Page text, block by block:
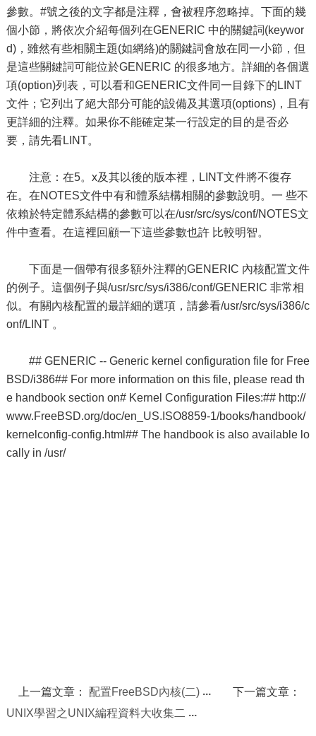
參數。#號之後的文字都是注釋，會被程序忽略掉。下面的幾
個小節，將依次介紹每個列在GENERIC 中的關鍵詞(keywor
d)，雖然有些相關主題(如網絡)的關鍵詞會放在同一小節，但
是這些關鍵詞可能位於GENERIC 的很多地方。詳細的各個選
項(option)列表，可以看和GENERIC文件同一目錄下的LINT
文件；它列出了絕大部分可能的設備及其選項(options)，且有
更詳細的注釋。如果你不能確定某一行設定的目的是否必
要，請先看LINT。
注意：在5。x及其以後的版本裡，LINT文件將不復存
在。在NOTES文件中有和體系結構相關的參數說明。一 些不
依賴於特定體系結構的參數可以在/usr/src/sys/conf/NOTES文
件中查看。在這裡回顧一下這些參數也許 比較明智。
下面是一個帶有很多額外注釋的GENERIC 內核配置文件
的例子。這個例子與/usr/src/sys/i386/conf/GENERIC 非常相
似。有關內核配置的最詳細的選項，請參看/usr/src/sys/i386/c
onf/LINT 。
## GENERIC -- Generic kernel configuration file for Free
BSD/i386## For more information on this file, please read th
e handbook section on# Kernel Configuration Files:## http://
www.FreeBSD.org/doc/en_US.ISO8859-1/books/handbook/
kernelconfig-config.html## The handbook is also available lo
cally in /usr/
上一篇文章： 配置FreeBSD內核(二)
下一篇文章：
UNIX學習之UNIX編程資料大收集二